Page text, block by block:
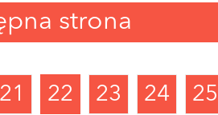
strona
21 22 23 24 25